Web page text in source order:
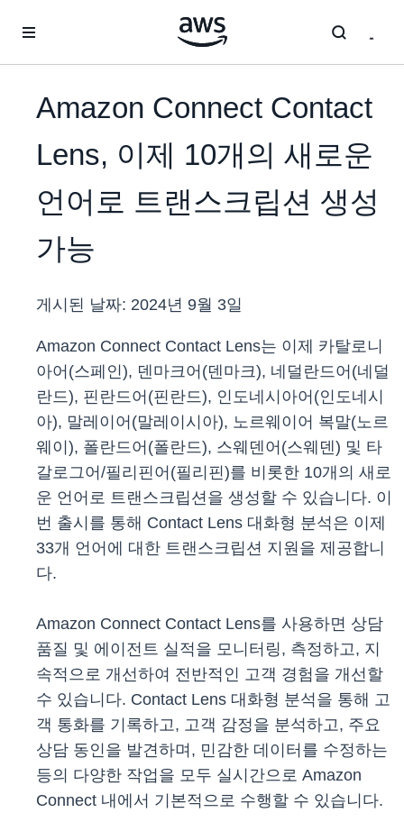
Amazon Connect Contact
Lens, 이제 10개의 새로운
언어로 트랜스크립션 생성
가능
게시된 날짜: 2024년 9월 3일
Amazon Connect Contact Lens는 이제 카탈로니
아어(스페인), 덴마크어(덴마크), 네덜란드어(네덜
란드), 핀란드어(핀란드), 인도네시아어(인도네시
아), 말레이어(말레이시아), 노르웨이어 복말(노르
웨이), 폴란드어(폴란드), 스웨덴어(스웨덴) 및 타
갈로그어/필리핀어(필리핀)를 비롯한 10개의 새로
운 언어로 트랜스크립션을 생성할 수 있습니다. 이
번 출시를 통해 Contact Lens 대화형 분석은 이제
33개 언어에 대한 트랜스크립션 지원을 제공합니
다.
Amazon Connect Contact Lens를 사용하면 상담
품질 및 에이전트 실적을 모니터링, 측정하고, 지
속적으로 개선하여 전반적인 고객 경험을 개선할
수 있습니다. Contact Lens 대화형 분석을 통해 고
객 통화를 기록하고, 고객 감정을 분석하고, 주요
상담 동인을 발견하며, 민감한 데이터를 수정하는
등의 다양한 작업을 모두 실시간으로 Amazon
Connect 내에서 기본적으로 수행할 수 있습니다.